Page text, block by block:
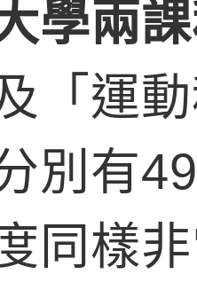
學兩
「運
別有
同樣